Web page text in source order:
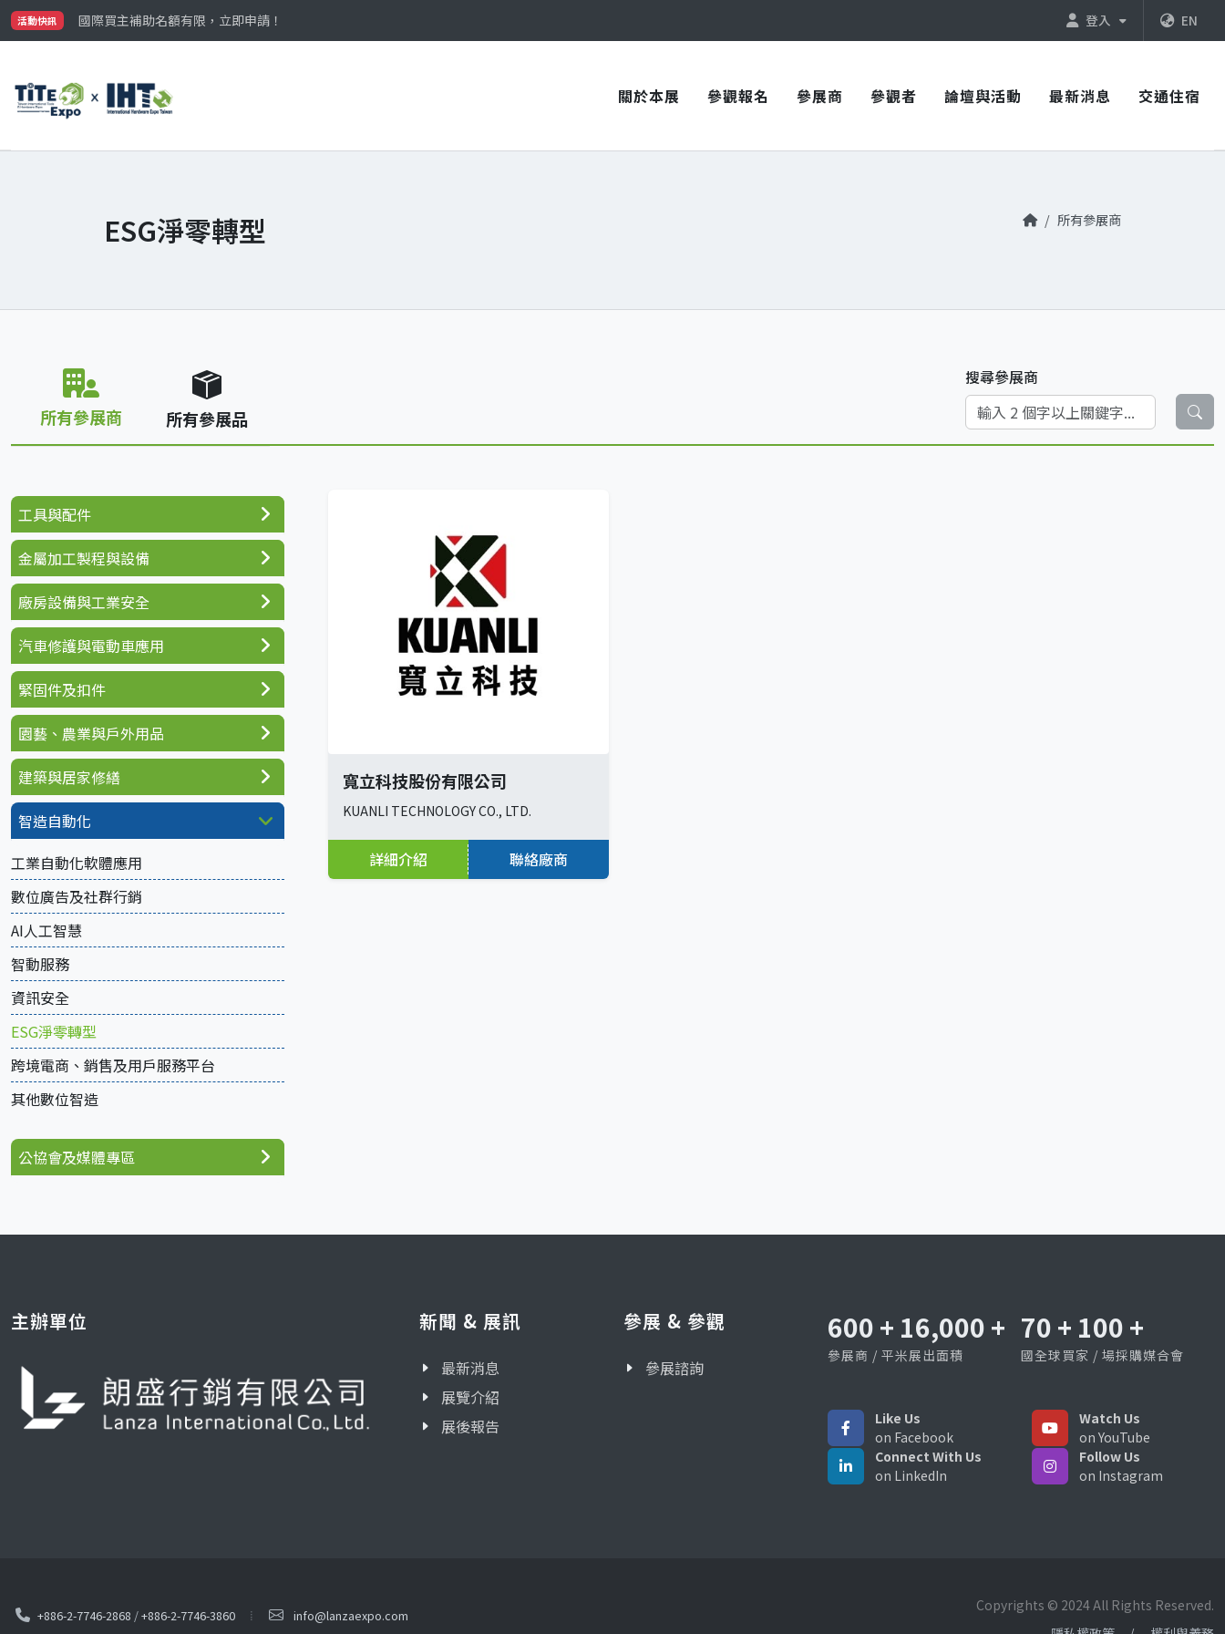
活動快訊
國際買主補助名額有限，立即申請！
參觀門票開放申請中‼️
登入 EN
關於本展 參觀報名 參展商 參觀者 論壇與活動 最新消息 交通住宿
ESG淨零轉型 所有參展商
所有參展商 所有參展品
搜尋參展商
寬立科技股份有限公司
KUANLI TECHNOLOGY CO., LTD.
詳細介紹 聯絡廠商
工具與配件
金屬加工製程與設備
廠房設備與工業安全
汽車修護與電動車應用
緊固件及扣件
園藝、農業與戶外用品
建築與居家修繕
智造自動化
工業自動化軟體應用
數位廣告及社群行銷
AI人工智慧
智動服務
資訊安全
ESG淨零轉型
跨境電商、銷售及用戶服務平台
其他數位智造
公協會及媒體專區
主辦單位 新聞 & 展訊
最新消息
展覽介紹
展後報告
參展 & 參觀
參展諮詢
600 + 16,000 +
參展商 / 平米展出面積
70 + 100 +
國全球買家 / 場採購媒合會
Like Us
on Facebook
Watch Us
on YouTube
Connect With Us
on LinkedIn
Follow Us
on Instagram
+886-2-7746-2868 /+886-2-7746-3860 info@lanzaexpo.com
Copyrights © 2024 All Rights Reserved.